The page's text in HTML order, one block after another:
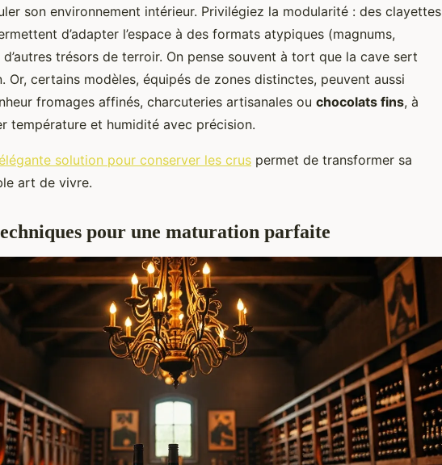
son environnement intérieur. Privilégiez la modularité : des clayettes
d’adapter l’espace à des formats atypiques (magnums,
trésors de terroir. On pense souvent à tort que la cave sert
Or, certains modèles, équipés de zones distinctes, peuvent aussi
fromages affinés, charcuteries artisanales ou chocolats fins, à
température et humidité avec précision.
solution pour conserver les crus permet de transformer sa
art de vivre.
pour une maturation parfaite